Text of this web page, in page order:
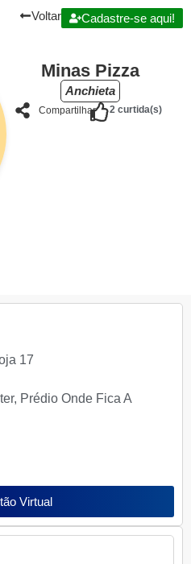
Cadastre-se aqui!
Voltar
Minas Pizza
Anchieta
Compartilhar 2 curtida(s)
17
Prédio Onde Fica A
Virtual